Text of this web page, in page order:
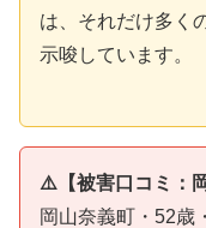
は、それだけ多く
示唆しています。
⚠️【被害口コミ：
岡山奈義町・52歳